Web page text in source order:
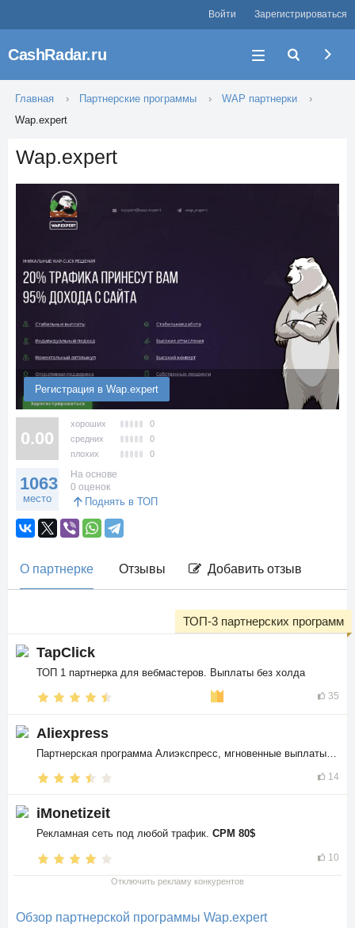
Войти Зарегистрироваться
CashRadar.ru
Главная Партнерские программы
WAP партнерки
Wap.expert
Wap.expert
Регистрация в Wap.expert
0.00
хороших
0
средних
0
плохих
0
1063
место
На основе
0 оценок
Поднять в ТОП
О партнерке Отзывы Добавить отзыв
TapClick
ТОП 1 партнерка для вебмастеров. Выплаты без холда
35
ТОП-3 партнерских программ
Aliexpress
14
iMonetizeit
Рекламная сеть под любой трафик. CPM 80$
10
Отключить рекламу конкурентов
Обзор партнерской программы Wap.expert